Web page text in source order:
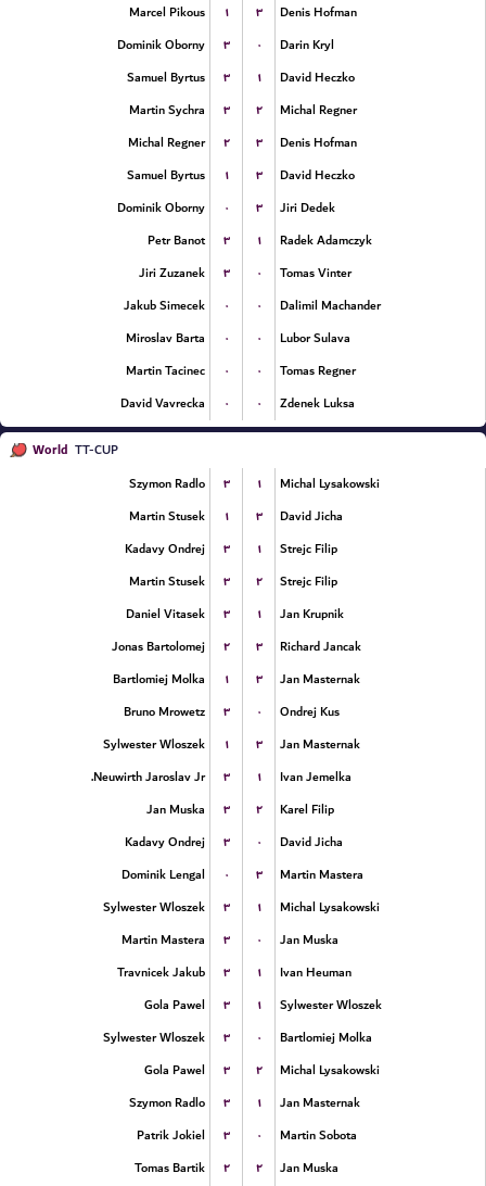
Marcel Pikous
۱ ۳
Denis Hofman
Dominik Oborny
۳ ۰
Darin Kryl
Samuel Byrtus
۳ ۱
David Heczko
Martin Sychra
۳ ۲
Michal Regner
Michal Regner
۲ ۳
Denis Hofman
Samuel Byrtus
۱ ۳
David Heczko
Dominik Oborny
۰ ۳
Jiri Dedek
Petr Banot
۳ ۱
Radek Adamczyk
Jiri Zuzanek
۳ ۰
Tomas Vinter
Jakub Simecek
۰ ۰
Dalimil Machander
Miroslav Barta
۰ ۰
Lubor Sulava
Martin Tacinec
۰ ۰
Tomas Regner
David Vavrecka
۰ ۰ Zdenek Luksa
World TT-CUP
Szymon Radlo
۳ ۱
Michal Lysakowski
Martin Stusek
۱ ۳
David Jicha
Kadavy Ondrej
۳ ۱
Strejc Filip
Martin Stusek
۳ ۲
Strejc Filip
Daniel Vitasek
۳ ۱
Jan Krupnik
Jonas Bartolomej
۲ ۳
Richard Jancak
Bartlomiej Molka
۱ ۳
Jan Masternak
Bruno Mrowetz
۳ ۰
Ondrej Kus
Sylwester Wloszek
۱ ۳
Jan Masternak
Neuwirth Jaroslav Jr.
۳ ۱
Ivan Jemelka
Jan Muska
۳ ۲
Karel Filip
Kadavy Ondrej
۳ ۰
David Jicha
Dominik Lengal
۰ ۳
Martin Mastera
Sylwester Wloszek
۳ ۱
Michal Lysakowski
Martin Mastera
۳ ۰
Jan Muska
Travnicek Jakub
۳ ۱
Ivan Heuman
Gola Pawel
۳ ۱
Sylwester Wloszek
Sylwester Wloszek
۳ ۰
Bartlomiej Molka
Gola Pawel
۳ ۲
Michal Lysakowski
Szymon Radlo
۳ ۱
Jan Masternak
Patrik Jokiel
۳ ۰
Martin Sobota
Tomas Bartik
۲ ۲ Jan Muska